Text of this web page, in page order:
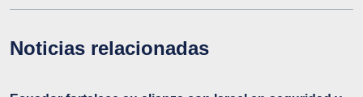
Noticias relacionadas